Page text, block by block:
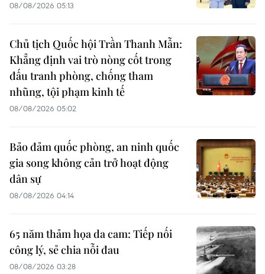
08/08/2026 05:13
Chủ tịch Quốc hội Trần Thanh Mẫn:
Khẳng định vai trò nòng cốt trong
đấu tranh phòng, chống tham
nhũng, tội phạm kinh tế
08/08/2026 05:02
Bảo đảm quốc phòng, an ninh quốc
gia song không cản trở hoạt động
dân sự
08/08/2026 04:14
65 năm thảm họa da cam: Tiếp nối
công lý, sẻ chia nỗi đau
08/08/2026 03:28